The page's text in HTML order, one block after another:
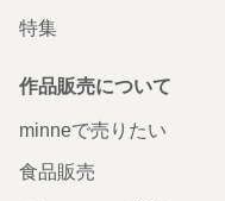
特集
作品販売について
minneで売りたい
食品販売